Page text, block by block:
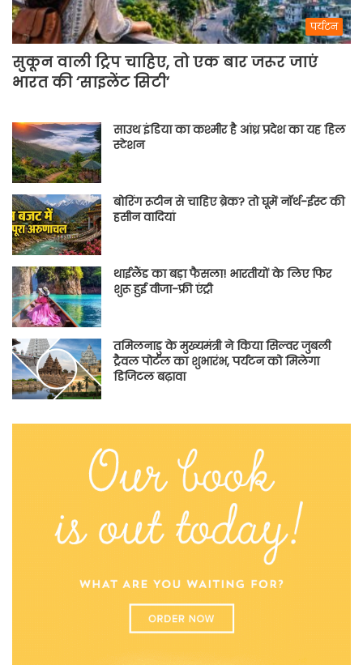
पर्यटन
सुकून वाली ट्रिप चाहिए, तो एक बार जरूर जाएं
भारत की ‘साइलेंट सिटी’
साउथ इंडिया का कश्मीर है आंध्र प्रदेश का यह हिल
स्टेशन
बोरिंग रूटीन से चाहिए ब्रेक? तो घूमें नॉर्थ-ईस्ट की
हसीन वादियां
थाईलैंड का बड़ा फैसला! भारतीयों के लिए फिर
शुरू हुई वीजा-फ्री एंट्री
तमिलनाडु के मुख्यमंत्री ने किया सिल्वर जुबली
ट्रैवल पोर्टल का शुभारंभ, पर्यटन को मिलेगा
डिजिटल बढ़ावा